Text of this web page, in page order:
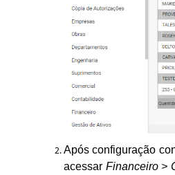
Após configuração
acessar Financeiro >